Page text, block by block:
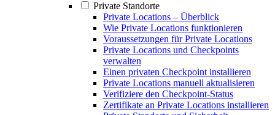
Private Standorte
Private Locations – Überblick
Wie Private Locations funktionieren
Voraussetzungen für Private Locations
Private Locations und Checkpoints
verwalten
Einen privaten Checkpoint installieren
Private Locations manuell aktualisieren
Verifiziere den Checkpoint-Status
Zertifikate an Private Locations installieren